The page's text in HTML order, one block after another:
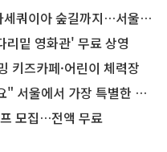
숲길까지…서울둘레길 15코스
밑 영화관' 무료 상영
키즈카페·어린이 체력장
가장 특별한 편의점의 정체
모집…전액 무료